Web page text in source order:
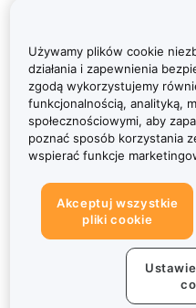
Używamy plików cookie
działania i zapewnienia
zgodą wykorzystujemy
funkcjonalnością, analityką,
społecznościowymi, aby
poznać sposób korzystania
wspierać funkcje
Akceptuj wszystkie
pliki cookie